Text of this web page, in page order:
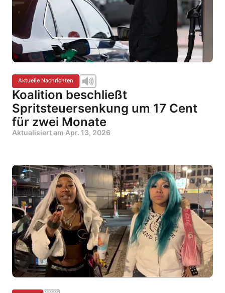
Aktuelle Nachrichten
Koalition beschließt
Spritsteuersenkung um 17 Cent
für zwei Monate
Aktualisiert am Apr. 13, 2026